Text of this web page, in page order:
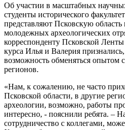
Об участии в масштабных
студенты исторического
представляют Псковскую
молодежных археологических
корреспонденту Псковской
курса Илья и Валерия
возможность обменяться опытом
регионов.
«Нам, к сожалению, не часто
Псковской области, в другие
археологии, возможно, работы
интересно, - пояснили ребята. –
сотрудничество с коллегами,